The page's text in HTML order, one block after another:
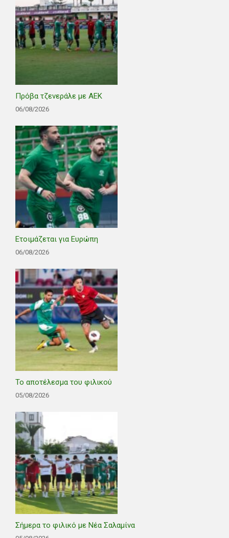
Πρόβα τζενεράλε με ΑΕΚ
06/08/2026
Ετοιμάζεται για Ευρώπη
06/08/2026
Το αποτέλεσμα του φιλικού
05/08/2026
Σήμερα το φιλικό με Νέα Σαλαμίνα